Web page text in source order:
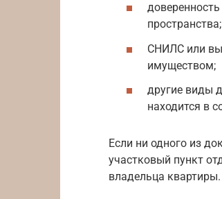
пространства;
СНИЛС или
имуществом;
другие виды
находится в
Если ни одного из
участковый пункт
владельца квартиры.